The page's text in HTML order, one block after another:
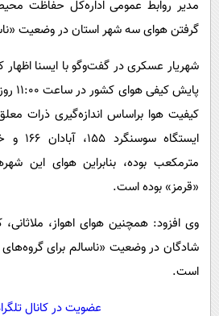
سرگرمی
فناوری
گوناگون
حوادث
سلامت
بین الملل
اجتماعی
سیاست خارجی
پیامک
روانشناسی
آشپزی
دانلود
مدیر روابط عمومی اداره‌کل حفاظت
گرفتن هوای سه شهر استان در وضعیت
شهریار عسکری در گفت‌وگو با ایسنا اظهار
مترمکعب بوده، بنابراین هوای این
«قرمز» بوده است.
وی افزود: همچنین هوای اهواز،
شادگان در وضعیت «ناسالم برای
است.
عضویت در کانال